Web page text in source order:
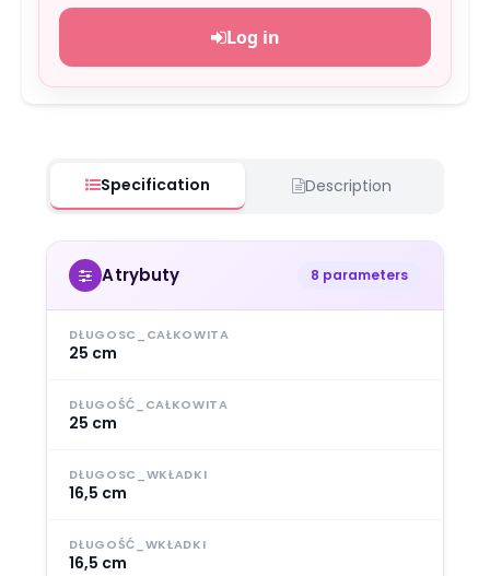
Log in
Specification Description
Atrybuty 8 parameters
DŁUGOSC_CAŁKOWITA
25 cm
DŁUGOŚĆ_CAŁKOWITA
25 cm
DŁUGOSC_WKŁADKI
16,5 cm
DŁUGOŚĆ_WKŁADKI
16,5 cm